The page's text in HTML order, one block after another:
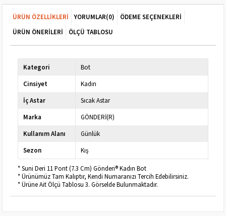
ÜRÜN ÖZELLIKLERI YORUMLAR(0)
ÖDEME SEÇENEKLERI
ÜRÜN ÖNERILERI
ÖLÇÜ TABLOSU
Kategori
Bot
Cinsiyet
Kadın
İç Astar
Sıcak Astar
Marka
GÖNDERİ(R)
Kullanım Alanı
Günlük
Sezon
Kış
* Suni Deri 11 Pont (7.3 Cm) Gönderi® Kadın Bot
* Ürünümüz Tam Kalıptır, Kendi Numaranızı Tercih Edebilirsiniz.
* Ürüne Ait Ölçü Tablosu 3. Görselde Bulunmaktadır.